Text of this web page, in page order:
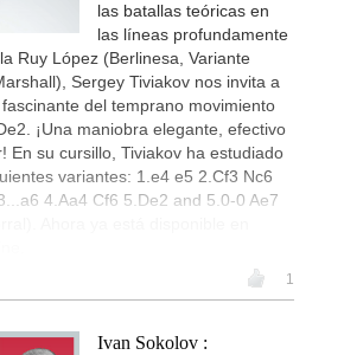
las batallas teóricas en
las líneas profundamente
Ruy López (Berlinesa, Variante
Sergey Tiviakov nos invita a
del temprano movimiento
¡Una maniobra elegante, efectivo
En su cursillo, Tiviakov ha estudiado
variantes: 1.e4 e5 2.Cf3 Nc6
4.Aa4 Cf6 5.De2 and 5.0-0 Ae7
1
Ivan Sokolov :